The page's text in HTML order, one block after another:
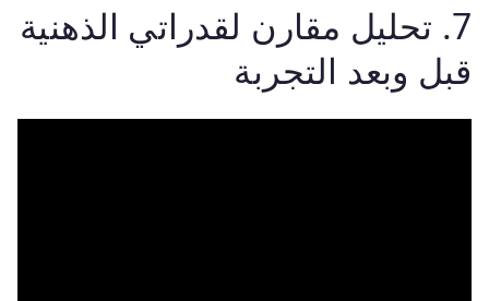
7. تحليل مقارن لقدراتي الذهنية
قبل وبعد التجربة